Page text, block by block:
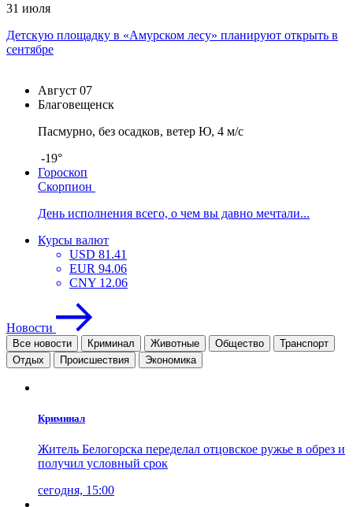
31 июля
Детскую площадку в «Амурском лесу» планируют открыть в
сентябре
Август 07
Благовещенск
Пасмурно, без осадков, ветер Ю, 4 м/с
-19°
Гороскоп
Скорпион
День исполнения всего, о чем вы давно мечтали...
Курсы валют
USD 81.41
EUR 94.06
CNY 12.06
Новости
Все новости Криминал Животные Общество
Транспорт
Отдых
Проиcшествия Экономика
Криминал
Житель Белогорска переделал отцовское ружье в обрез и
получил условный срок
сегодня, 15:00